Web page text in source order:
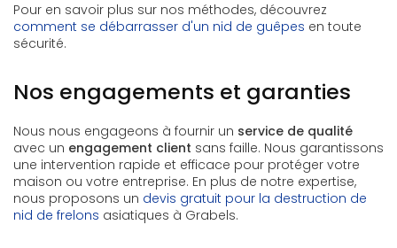
Pour en savoir plus sur nos méthodes, découvrez
comment se débarrasser d'un nid de guêpes en toute
sécurité.
Nos engagements et garanties
Nous nous engageons à fournir un service de qualité
avec un engagement client sans faille. Nous garantissons
une intervention rapide et efficace pour protéger votre
maison ou votre entreprise. En plus de notre expertise,
nous proposons un devis gratuit pour la destruction de
nid de frelons asiatiques à Grabels.